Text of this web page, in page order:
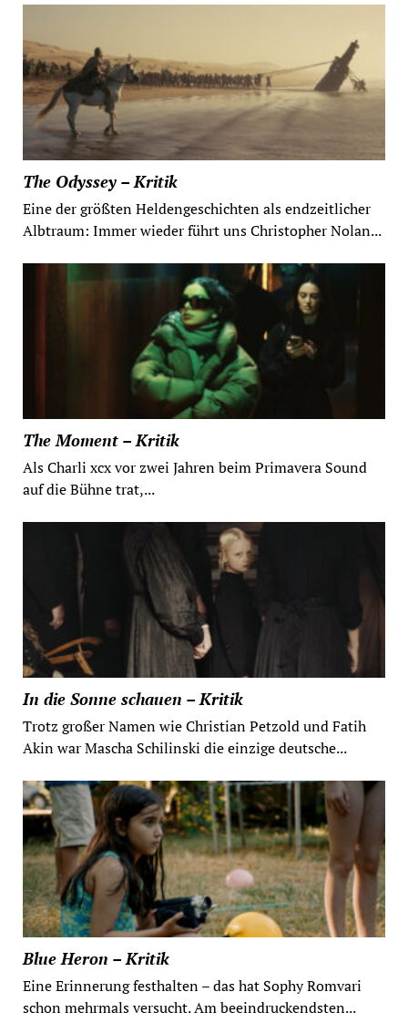
The Odyssey – Kritik
Eine der größten Heldengeschichten als endzeitlicher
Albtraum: Immer wieder führt uns Christopher Nolan...
The Moment – Kritik
Als Charli xcx vor zwei Jahren beim Primavera Sound
auf die Bühne trat,...
In die Sonne schauen – Kritik
Trotz großer Namen wie Christian Petzold und Fatih
Akin war Mascha Schilinski die einzige deutsche...
Blue Heron – Kritik
Eine Erinnerung festhalten – das hat Sophy Romvari
schon mehrmals versucht. Am beeindruckendsten...